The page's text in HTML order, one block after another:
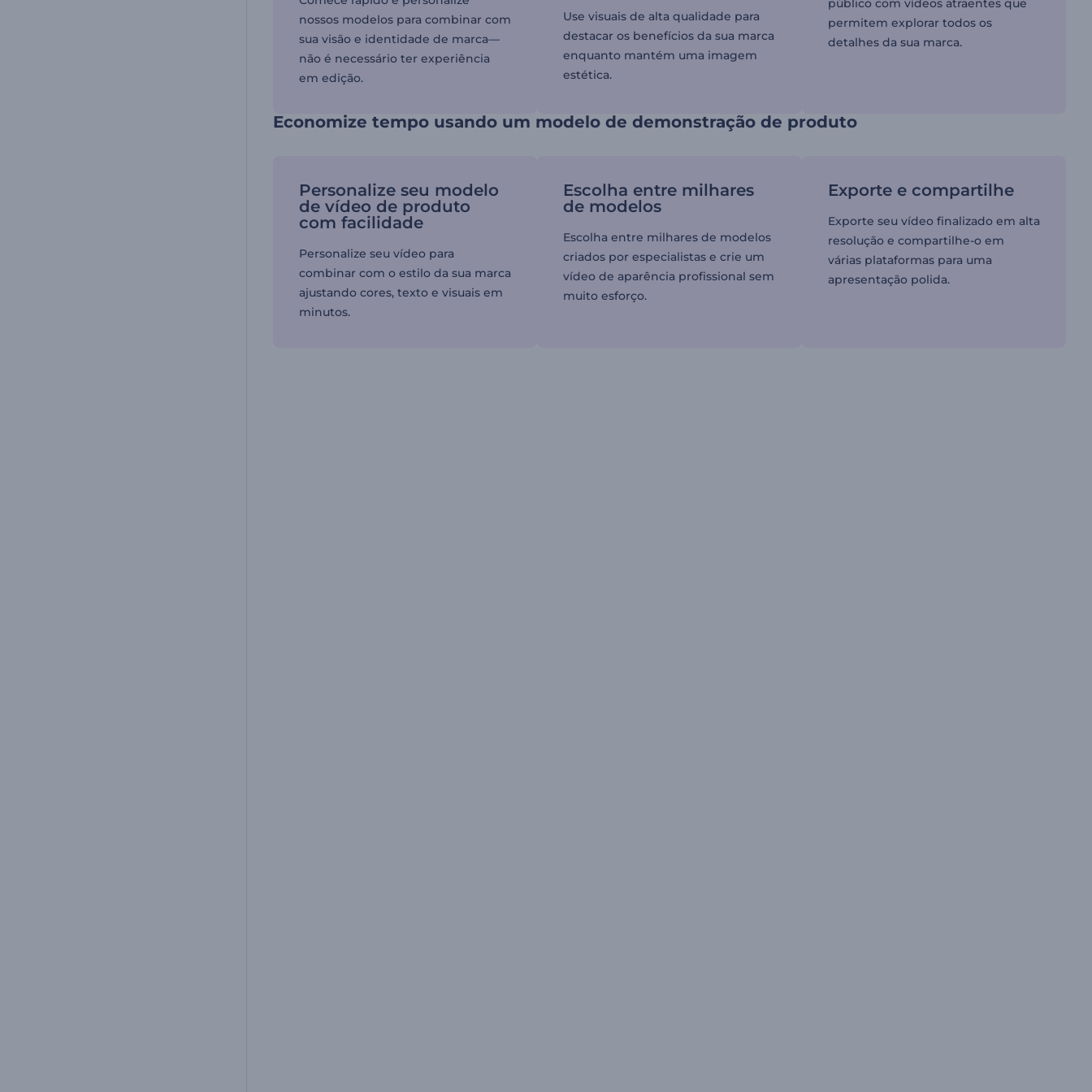
nossos modelos para combinar com
sua visão e identidade de marca—
não é necessário ter experiência
em edição.
Use visuais de alta qualidade para
destacar os benefícios da sua marca
enquanto mantém uma imagem
estética.
público com vídeos atraentes que
permitem explorar todos os
detalhes da sua marca.
Economize tempo usando um modelo de demonstração de produto
Personalize seu modelo
de vídeo de produto
com facilidade
Personalize seu vídeo para
combinar com o estilo da sua marca
ajustando cores, texto e visuais em
minutos.
Escolha entre milhares
de modelos
Escolha entre milhares de modelos
criados por especialistas e crie um
vídeo de aparência profissional sem
muito esforço.
Exporte e compartilhe
Exporte seu vídeo finalizado em alta
resolução e compartilhe-o em
várias plataformas para uma
apresentação polida.